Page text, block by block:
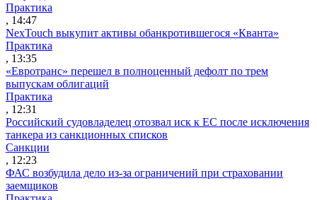
Практика
, 14:47
NexTouch выкупит активы обанкротившегося «Кванта»
Практика
, 13:35
«Евротранс» перешел в полноценный дефолт по трем
выпускам облигаций
Практика
, 12:31
Российский судовладелец отозвал иск к ЕС после исключения
танкера из санкционных списков
Санкции
, 12:23
ФАС возбудила дело из-за ограничений при страховании
заемщиков